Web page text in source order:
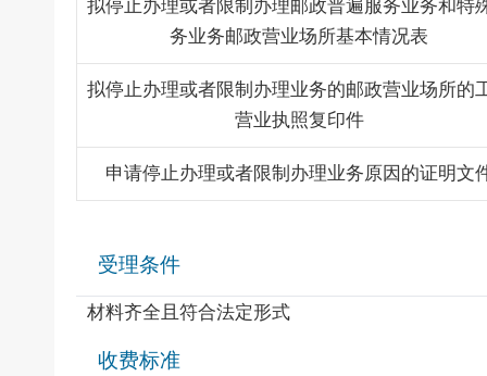
拟停止办理或者限制办理邮政普遍服务业务和特
务业务邮政营业场所基本情况表
拟停止办理或者限制办理业务的邮政营业场所的
营业执照复印件
申请停止办理或者限制办理业务原因的证明文
受理条件
材料齐全且符合法定形式
收费标准